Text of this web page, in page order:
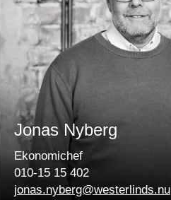
Jonas Nyberg
Ekonomichef
010-15 15 402
jonas.nyberg@westerlinds.nu